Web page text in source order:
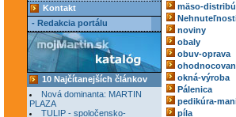
Kontakt
- Redakcia portálu
10 Najčítanejších článkov
Nová dominanta: MARTIN
PLAZA
TULIP - spoločensko-
mäso-
noviny
obaly
obuv-oprava
okná-výroba
Pálenica
pedikúra-
píla